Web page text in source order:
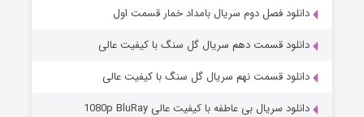
قسمت۲ (زیرنویس) منتشر شد
دانلود فصل دوم سریال بامداد خمار قسمت اول
دانلود قسمت دهم سریال گل سنگ با کیفیت عالی
دانلود قسمت نهم سریال گل سنگ با کیفیت عالی
دانلود سریال بی عاطفه با کیفیت عالی 1080p BluRay